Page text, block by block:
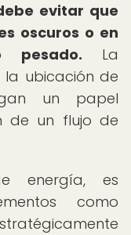
evitar que
oscuros o en
pesado. La
la ubicación de
un papel
de un flujo de
energía, es
como